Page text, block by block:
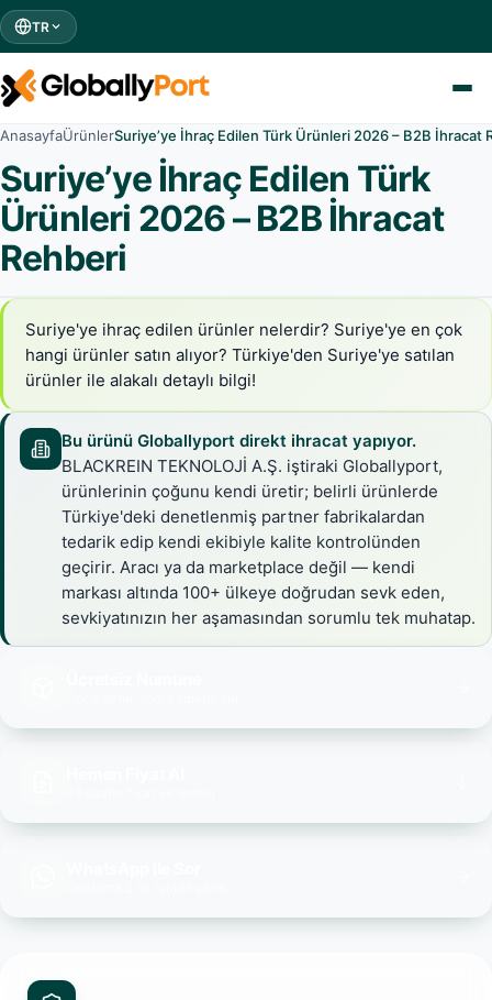
TR
AnasayfaÜrünlerSuriye’ye İhraç Edilen Türk Ürünleri 2026 – B2B İhracat
Suriye’ye İhraç Edilen Türk
Ürünleri 2026 – B2B İhracat
Rehberi
Suriye'ye ihraç edilen ürünler nelerdir? Suriye'ye en çok
hangi ürünler satın alıyor? Türkiye'den Suriye'ye satılan
ürünler ile alakalı detaylı bilgi!
Bu ürünü Globallyport direkt ihracat yapıyor.
BLACKREIN TEKNOLOJİ A.Ş. iştiraki Globallyport,
ürünlerinin çoğunu kendi üretir; belirli ürünlerde
Türkiye'deki denetlenmiş partner fabrikalardan
tedarik edip kendi ekibiyle kalite kontrolünden
geçirir. Aracı ya da marketplace değil — kendi
markası altında 100+ ülkeye doğrudan sevk eden,
sevkiyatınızın her aşamasından sorumlu tek muhatap.